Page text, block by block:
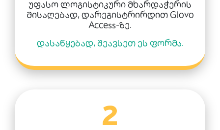
უფასო ლოგისტიკური მხარდაჭერის
მისაღებად, დარეგისტრირდით Glovo
Access-ზე.
დასაწყებად, შეავსეთ ეს ფორმა.
2